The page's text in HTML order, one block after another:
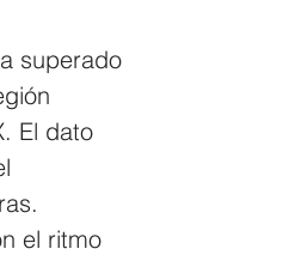
superado
El dato
el ritmo